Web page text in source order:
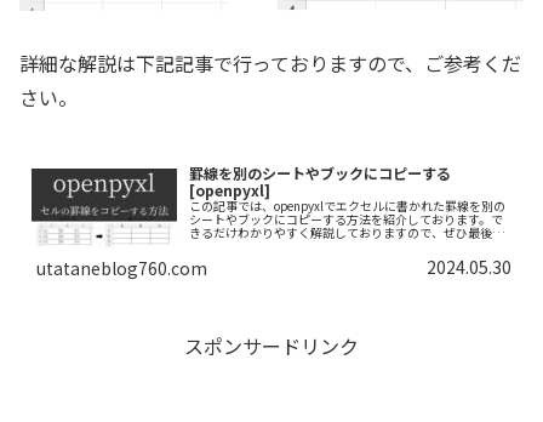
詳細な解説は下記記事で行っておりますので、ご参考くだ
さい。
罫線を別のシートやブックにコピーする
[openpyxl]
この記事では、openpyxlでエクセルに書かれた罫線を別の
シートやブックにコピーする方法を紹介しております。で
きるだけわかりやすく解説しておりますので、ぜひ最後ま
utataneblog760.com 2024.05.30
スポンサードリンク